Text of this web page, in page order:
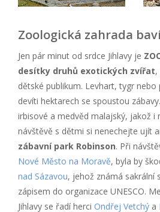
Zoologická zahrada
Jen pár minut od srdce Jihlavy je
desítky druhů exotických zvířat,
dětské publikum. Levhart, tygr
devíti hektarech se spoustou
irbisové a medvěd malajský, jakož i
návštěvě s dětmi si nenechejte ujít
zábavní park Robinson. Při
Nové Město na Moravě, byla by
nad Sázavou, jehož známá sakrální
zápisem do organizace UNESCO.
Jihlavy se řadí herci Ondřej Vetchý a